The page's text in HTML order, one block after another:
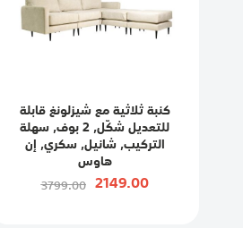
كنبة ثلاثية مع شيزلونغ قابلة
للتعديل شكّل, 2 بوف, سهلة
التركيب, شانيل, سكري, إن
هاوس
2149.00
3799.00